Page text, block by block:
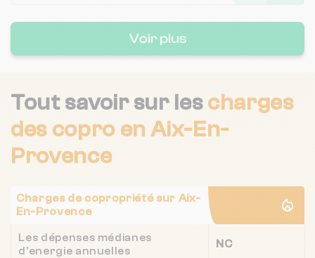
Voir plus
Tout savoir sur lescharges
des coproen Aix-En-
Provence
Charges de copropriété sur Aix-
En-Provence
Les dépenses médianes
d'energie annuelles
NC